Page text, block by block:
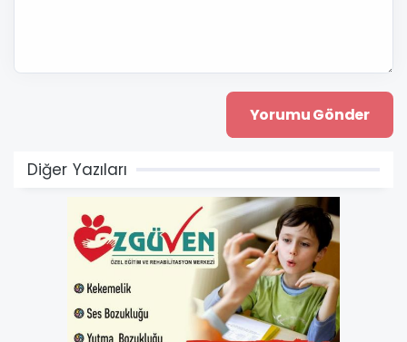
Diğer Yazıları